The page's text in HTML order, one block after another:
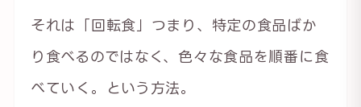
それは「回転食」つまり、特定の食品ばか
り食べるのではなく、色々な食品を順番に食
べていく。という方法。